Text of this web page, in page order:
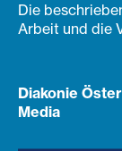
Die
Arbeit und die
Diakonie
Media